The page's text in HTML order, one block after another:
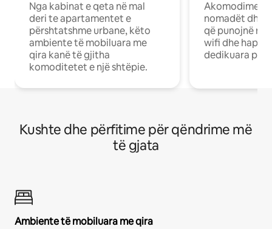
Nga kabinat e qeta në mal
deri te apartamentet e
përshtatshme urbane, këto
ambiente të mobiluara me
qira kanë të gjitha
komoditetet e një shtëpie.
Akomodime
nomadët dhe
që punojnë në
wifi dhe
dedikuara
Kushte dhe përfitime për qëndrime më
të gjata
Ambiente të mobiluara me qira